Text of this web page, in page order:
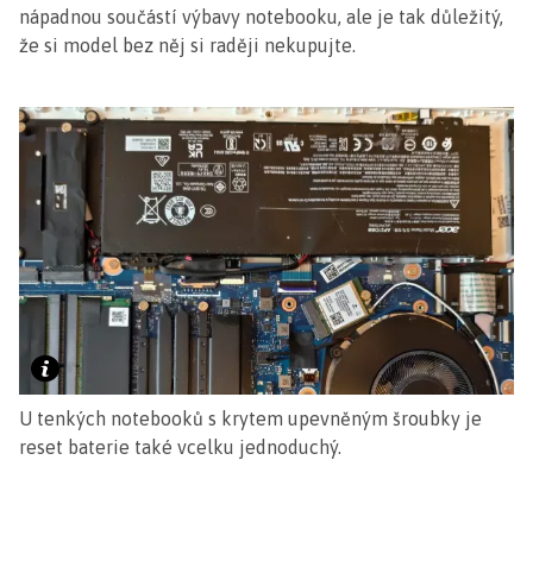
nápadnou součástí výbavy notebooku, ale je tak důležitý,
že si model bez něj si raději nekupujte.
U tenkých notebooků s krytem upevněným šroubky je
reset baterie také vcelku jednoduchý.